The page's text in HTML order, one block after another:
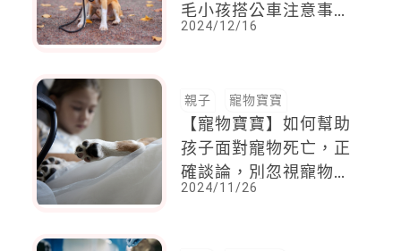
毛小孩搭公車注意事
項？加碼：19條路線直
2024/12/16
親子 寵物寶寶
【寵物寶寶】如何幫助
孩子面對寵物死亡，正
確談論，別忽視寵物死
亡對孩子產生的影響
2024/11/26